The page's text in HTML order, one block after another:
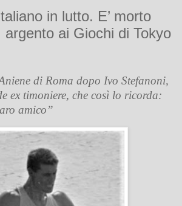
in lutto. E’ morto
argento ai Giochi di Tokyo
di Roma dopo Ivo Stefanoni,
ex timoniere, che così lo ricorda:
amico”